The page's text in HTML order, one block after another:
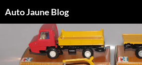
Auto Jaune Blog
CONTENU